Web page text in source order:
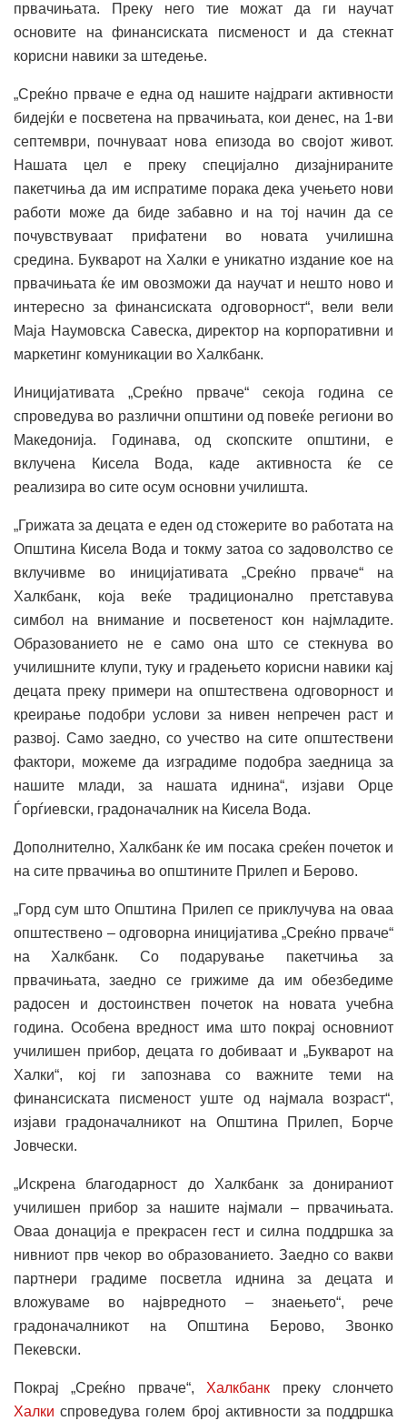
првачињата. Преку него тие можат да ги научат
основите на финансиската писменост и да стекнат
корисни навики за штедење.
„Среќно прваче е една од нашите најдраги активности
бидејќи е посветена на првачињата, кои денес, на 1-ви
септември, почнуваат нова епизода во својот живот.
Нашата цел е преку специјално дизајнираните
пакетчиња да им испратиме порака дека учењето нови
работи може да биде забавно и на тој начин да се
почувствуваат прифатени во новата училишна
средина. Букварот на Халки е уникатно издание кое на
првачињата ќе им овозможи да научат и нешто ново и
интересно за финансиската одговорност“, вели вели
Маја Наумовска Савеска, директор на корпоративни и
маркетинг комуникации во Халкбанк.
Иницијативата „Среќно прваче“ секоја година се
спроведува во различни општини од повеќе региони во
Македонија. Годинава, од скопските општини, е
вклучена Кисела Вода, каде активноста ќе се
реализира во сите осум основни училишта.
„Грижата за децата е еден од стожерите во работата на
Општина Кисела Вода и токму затоа со задоволство се
вклучивме во иницијативата „Среќно прваче“ на
Халкбанк, која веќе традиционално претставува
симбол на внимание и посветеност кон најмладите.
Образованието не е само она што се стекнува во
училишните клупи, туку и градењето корисни навики кај
децата преку примери на општествена одговорност и
креирање подобри услови за нивен непречен раст и
развој. Само заедно, со учество на сите општествени
фактори, можеме да изградиме подобра заедница за
нашите млади, за нашата иднина“, изјави Орце
Ѓорѓиевски, градоначалник на Кисела Вода.
Дополнително, Халкбанк ќе им посака среќен почеток и
на сите првачиња во општините Прилеп и Берово.
„Горд сум што Општина Прилеп се приклучува на оваа
општествено – одговорна иницијатива „Среќно прваче“
на Халкбанк. Со подарување пакетчиња за
првачињата, заедно се грижиме да им обезбедиме
радосен и достоинствен почеток на новата учебна
година. Особена вредност има што покрај основниот
училишен прибор, децата го добиваат и „Букварот на
Халки“, кој ги запознава со важните теми на
финансиската писменост уште од најмала возраст“,
изјави градоначалникот на Општина Прилеп, Борче
Јовчески.
„Искрена благодарност до Халкбанк за донираниот
училишен прибор за нашите најмали – првачињата.
Оваа донација е прекрасен гест и силна поддршка за
нивниот прв чекор во образованието. Заедно со вакви
партнери градиме посветла иднина за децата и
вложуваме во највредното – знаењето“, рече
градоначалникот на Општина Берово, Звонко
Пекевски.
Покрај „Среќно прваче“, Халкбанк преку слончето
Халки спроведува голем број активности за поддршка